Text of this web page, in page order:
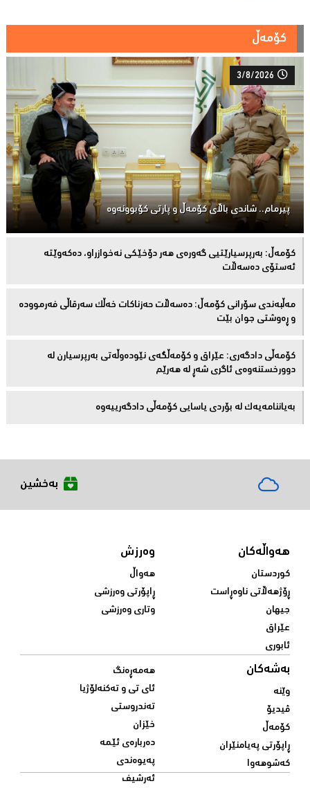
کۆمەڵ
3/8/2026
پیرمام.. شاندی باڵای كۆمه‌ڵ و پارتی كۆبوونه‌وه‌
كۆمەڵ: بەرپرسیارێتیی گەورەی هەر دۆخێکی نەخوازراو، دەكەوێتە
ئەستۆی دەسەڵات
مەڵبەندى سۆرانى کۆمەڵ: دەسەڵات حەزناکات خەڵک سەرقاڵى فەرموودە
و ڕەوشتى جوان بێت
کۆمەڵى دادگەرى: عێراق و كۆمەڵگەی نێودەوڵەتی بەرپرسیارن لە
دوورخستنەوەى ئاگری شەڕ لە هەرێم
بەیاننامەیەک لە بۆردی یاسایی کۆمەڵی دادگەرییەوە
بەخشین
هەواڵەکان
کوردستان
ڕۆژهەڵاتی ناوەڕاست
جیهان
عێراق
ئابوری
وەرزش
هەواڵ
ڕاپۆرتی وەرزشی
وتاری وەرزشی
بەشەکان
وێنە
ڤیدیۆ
کۆمەڵ
ڕاپۆرتی پەیامنێران
کەشوهەوا
هەمەڕەنگ
ئای تی و تەکنەلۆژیا
تەندروستی
خێزان
دەربارەی ئێمە
پەیوەندی
ئەرشیف